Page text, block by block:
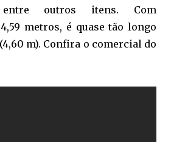
entre outros itens. Com
metros, é quase tão longo
m). Confira o comercial do